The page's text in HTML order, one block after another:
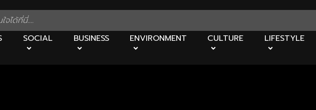
SOCIAL BUSINESS ENVIRONMENT CULTURE LIFESTYLE